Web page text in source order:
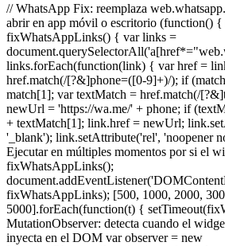
// WhatsApp Fix: reemplaza
abrir en app móvil o escritorio (function()
fixWhatsAppLinks() { var links =
links.forEach(function(link) { var href =
href.match(/[?&]phone=([0-9]+)/); if
match[1]; var textMatch = href.match(/
newUrl = 'https://wa.me/' + phone; if
+ textMatch[1]; link.href = newUrl;
'_blank'); link.setAttribute('rel', 'noopener
Ejecutar en múltiples momentos por si el
fixWhatsAppLinks();
fixWhatsAppLinks); [500, 1000, 2000,
5000].forEach(function(t) {
MutationObserver: detecta cuando el
inyecta en el DOM var observer = new